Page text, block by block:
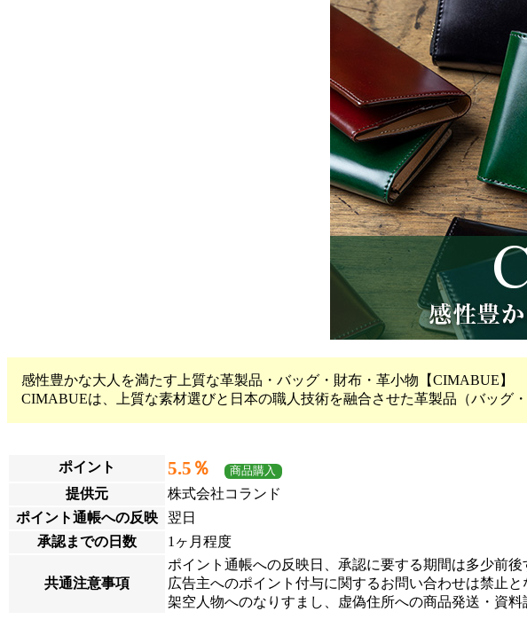
感性豊かな大人を満たす上質な革製品・バッグ・財布・革小物【CIMABUE】
CIMABUEは、上質な素材選びと日本の職人技術を融合させた革製品（バッグ
ポイント 5.5％ 商品購入
提供元
株式会社コランド
ポイント通帳への反映
翌日
承認までの日数
1ヶ月程度
共通注意事項
ポイント通帳への反映日、承認に要する期間は多少前後
広告主へのポイント付与に関するお問い合わせは禁止
架空人物へのなりすまし、虚偽住所への商品発送・資